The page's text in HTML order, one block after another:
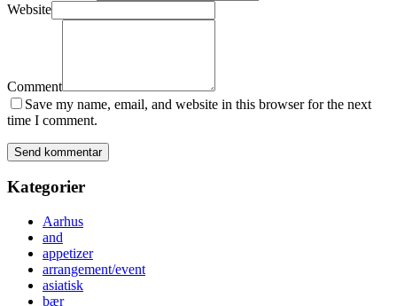
Website
Comment
Save my name, email, and website in this browser for the next
time I comment.
Kategorier
Aarhus
and
appetizer
arrangement/event
asiatisk
bær